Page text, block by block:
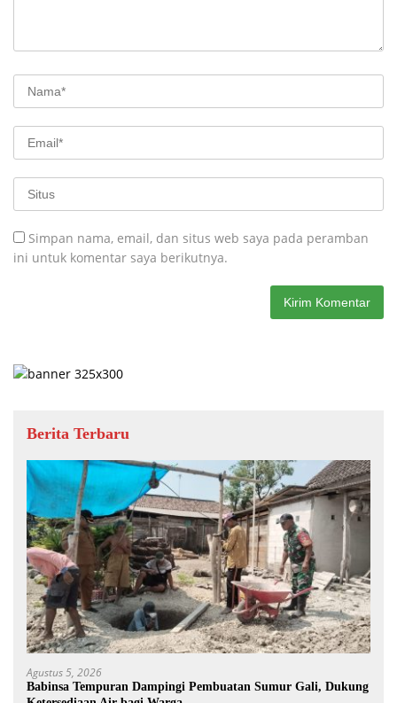
Simpan nama, email, dan situs web saya pada peramban
ini untuk komentar saya berikutnya.
Berita Terbaru
Agustus 5, 2026
Babinsa Tempuran Dampingi Pembuatan Sumur Gali, Dukung